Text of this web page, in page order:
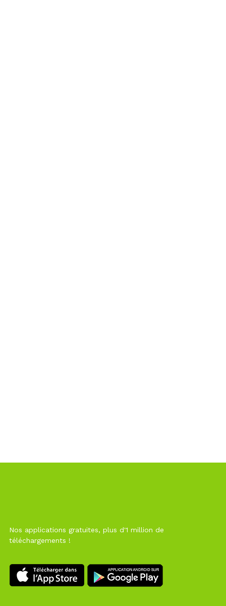
Nos applications gratuites, plus d'1 million de
téléchargements !